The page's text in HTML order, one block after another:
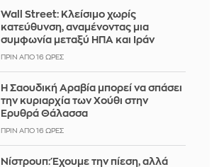
Wall Street: Κλείσιμο χωρίς
κατεύθυνση, αναμένοντας μια
συμφωνία μεταξύ ΗΠΑ και Ιράν
ΠΡΙΝ ΑΠΌ 16 ΏΡΕΣ
Η Σαουδική Αραβία μπορεί να σπάσει
την κυριαρχία των Χούθι στην
Ερυθρά Θάλασσα
ΠΡΙΝ ΑΠΌ 16 ΏΡΕΣ
Νίστρουπ: Έχουμε την πίεση, αλλά